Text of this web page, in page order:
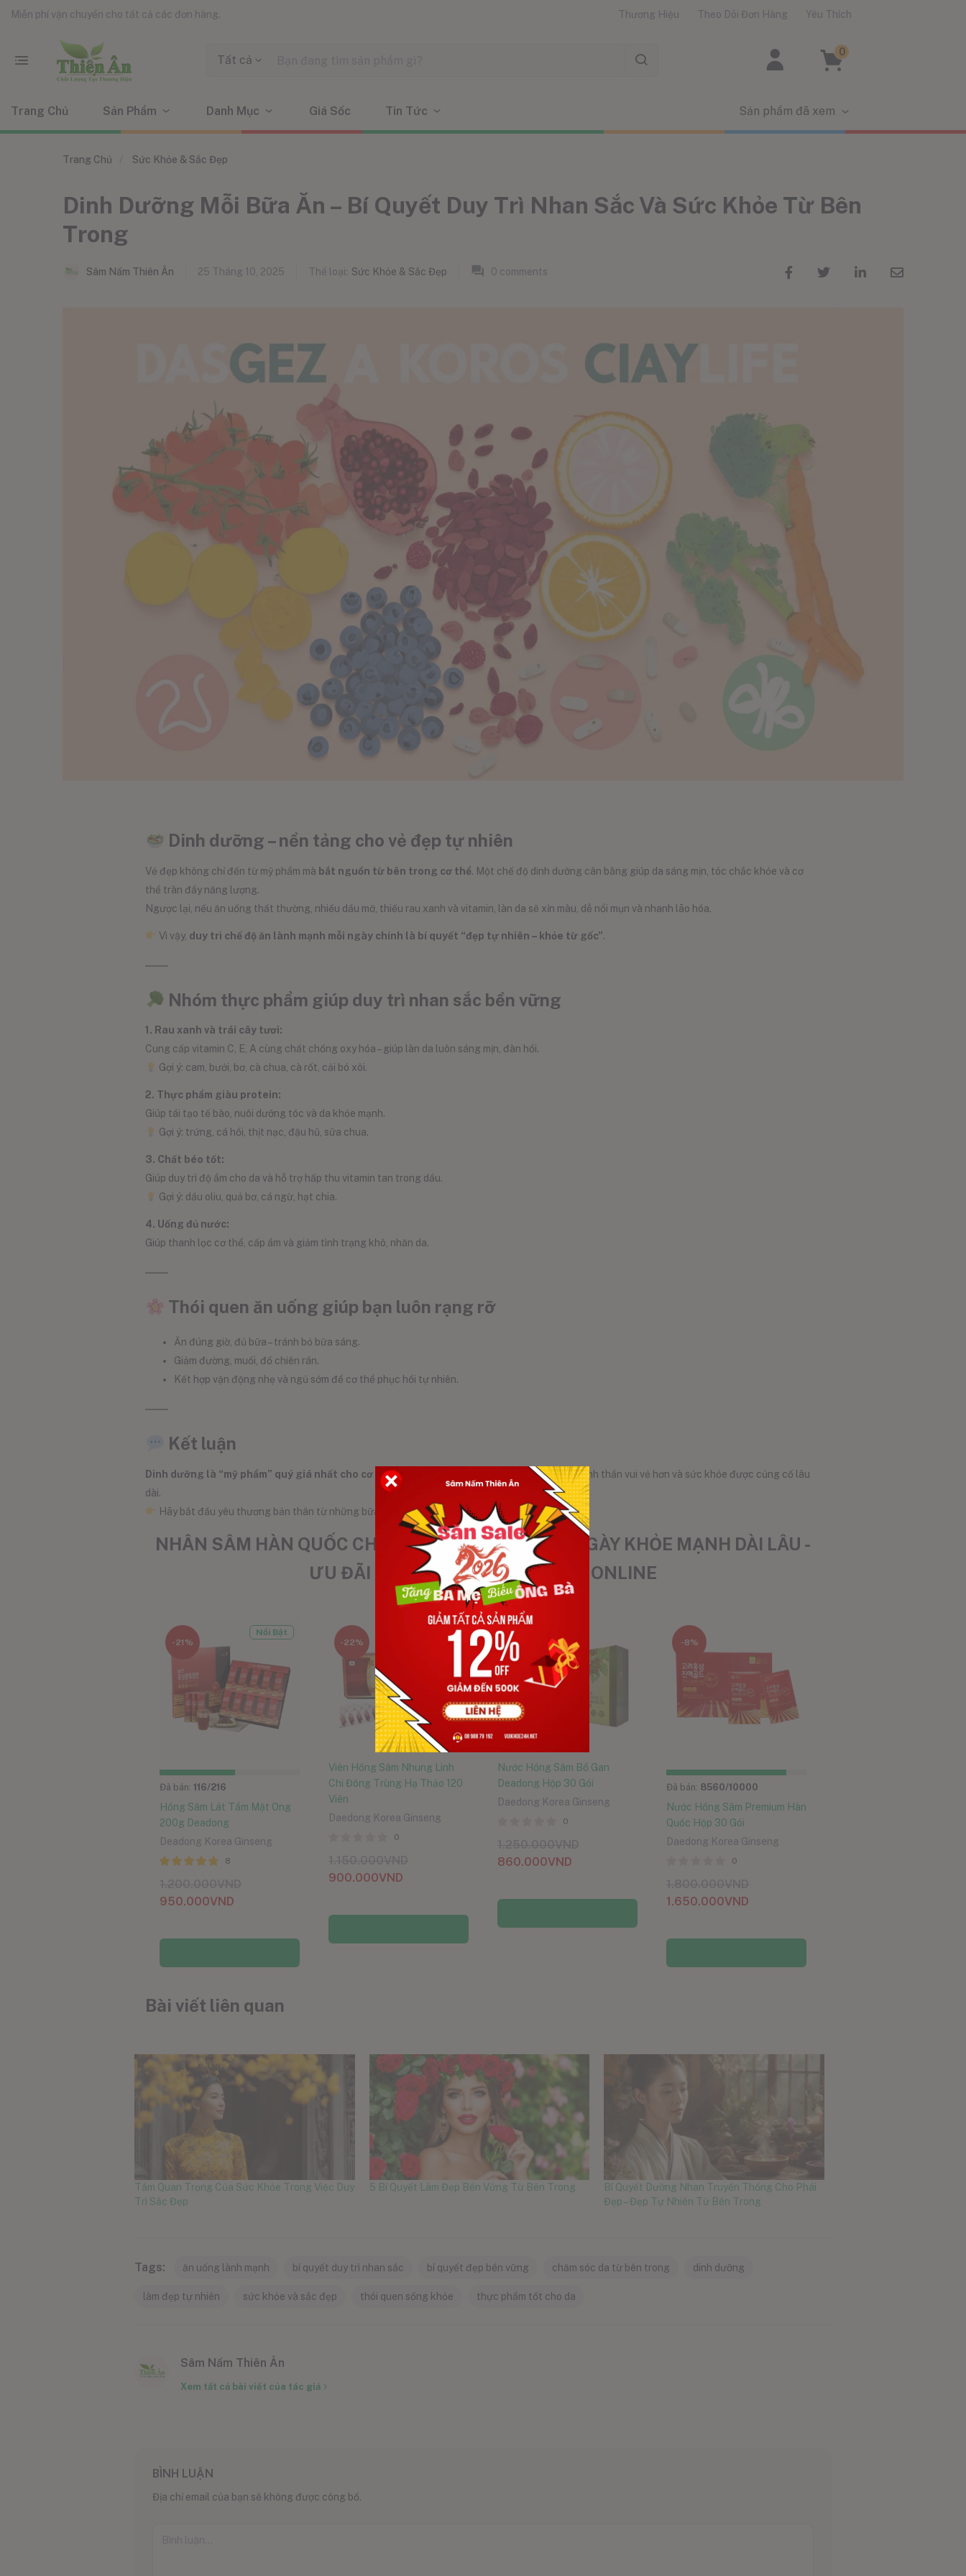
Miễn phí vận chuyển cho tất cả các đơn hàng. Thương Hiệu Theo Dõi Đơn Hàng Yêu Thích
Tất cả
0
Trang Chủ Sản Phẩm Danh Mục Giá Sốc Tin Tức Sản phẩm đã xem
Trang Chủ Sức Khỏe & Sắc Đẹp
Dinh Dưỡng Mỗi Bữa Ăn – Bí Quyết Duy Trì Nhan Sắc Và Sức Khỏe Từ Bên
Trong
Sâm Nấm Thiên Ân 25 Tháng 10, 2025 Thể loại: Sức Khỏe & Sắc Đẹp 0 comments
Dinh dưỡng – nền tảng cho vẻ đẹp tự nhiên
Vẻ đẹp không chỉ đến từ mỹ phẩm mà bắt nguồn từ bên trong cơ thể. Một chế độ dinh dưỡng cân bằng giúp da sáng mịn, tóc chắc khỏe và cơ
thể tràn đầy năng lượng.
Ngược lại, nếu ăn uống thất thường, nhiều dầu mỡ, thiếu rau xanh và vitamin, làn da sẽ xỉn màu, dễ nổi mụn và nhanh lão hóa.
Vì vậy, duy trì chế độ ăn lành mạnh mỗi ngày chính là bí quyết “đẹp tự nhiên – khỏe từ gốc”.
Nhóm thực phẩm giúp duy trì nhan sắc bền vững
1. Rau xanh và trái cây tươi:
Cung cấp vitamin C, E, A cùng chất chống oxy hóa – giúp làn da luôn sáng mịn, đàn hồi.
Gợi ý: cam, bưởi, bơ, cà chua, cà rốt, cải bó xôi.
2. Thực phẩm giàu protein:
Giúp tái tạo tế bào, nuôi dưỡng tóc và da khỏe mạnh.
Gợi ý: trứng, cá hồi, thịt nạc, đậu hũ, sữa chua.
3. Chất béo tốt:
Giúp duy trì độ ẩm cho da và hỗ trợ hấp thu vitamin tan trong dầu.
Gợi ý: dầu oliu, quả bơ, cá ngừ, hạt chia.
4. Uống đủ nước:
Giúp thanh lọc cơ thể, cấp ẩm và giảm tình trạng khô, nhăn da.
Thói quen ăn uống giúp bạn luôn rạng rỡ
Ăn đúng giờ, đủ bữa – tránh bỏ bữa sáng.
Giảm đường, muối, đồ chiên rán.
Kết hợp vận động nhẹ và ngủ sớm để cơ thể phục hồi tự nhiên.
Kết luận
Dinh dưỡng là “mỹ phẩm” quý giá nhất cho cơ thể.Khi bạn ăn uống lành mạnh, da đẹp hơn, tinh thần vui vẻ hơn và sức khỏe được củng cố lâu
dài.
Hãy bắt đầu yêu thương bản thân từ những bữa ăn mỗi ngày!
NHÂN SÂM HÀN QUỐC CHÍNH HÃNG – UỐNG MỖI NGÀY KHỎE MẠNH DÀI LÂU -
ƯU ĐÃI ĐẶC BIỆT KHI MUA HÀNG ONLINE
-21%
Nổi Bật
Đã bán: 116/216
Hồng Sâm Lát Tẩm Mật Ong
200g Deadong
Deadong Korea Ginseng
sao
8
950.000VND
-22%
Viên Hồng Sâm Nhung Linh
Chi Đông Trùng Hạ Thảo 120
Viên
Daedong Korea Ginseng
0
900.000VND
-31%
Nước Hồng Sâm Bổ Gan
Deadong Hộp 30 Gói
Daedong Korea Ginseng
0
860.000VND
-8%
Đã bán: 8560/10000
Nước Hồng Sâm Premium Hàn
Quốc Hộp 30 Gói
Daedong Korea Ginseng
0
1.650.000VND
Bài viết liên quan
Tầm Quan Trọng Của Sức Khỏe Trong Việc Duy
Trì Sắc Đẹp
5 Bí Quyết Làm Đẹp Bền Vững Từ Bên Trong
Bí Quyết Dưỡng Nhan Truyền Thống Cho Phái
Đẹp – Đẹp Tự Nhiên Từ Bên Trong
Tags: ăn uống lành mạnh bí quyết duy trì nhan sắc bí quyết đẹp bền vững chăm sóc da từ bên trong dinh dưỡng
làm đẹp tự nhiên sức khỏe và sắc đẹp thói quen sống khỏe thực phẩm tốt cho da
Sâm Nấm Thiên Ân
Xem tất cả bài viết của tác giả
BÌNH LUẬN
Địa chỉ email của bạn sẽ không được công bố.